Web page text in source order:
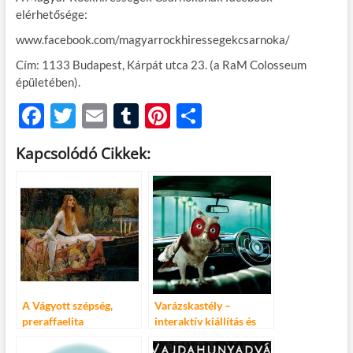
elérhetősége:
www.facebook.com/magyarrockhiressegekcsarnoka/
Cím: 1133 Budapest, Kárpát utca 23. (a RaM Colosseum
épületében).
F
ac
e
b
o
o
k
T
w
itt
er
E
m
ail
T
u
m
bl
r
Pi
es
t
O
m
e
g
Kapcsolódó Cikkek:
A Vágyott szépség,
preraffaelita
Varázskastély –
interaktív kiállítás és